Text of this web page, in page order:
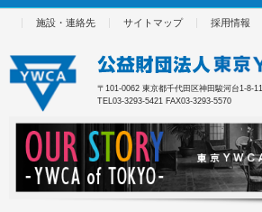
施設・連絡先 サイトマップ 採用情報
〒101-0062 東京都千代田区神田駿河台1-8-11
TEL03-3293-5421 FAX03-3293-5570